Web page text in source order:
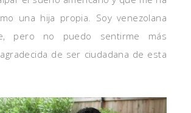
una hija propia. Soy venezolana
pero no puedo sentirme más
de ser ciudadana de esta